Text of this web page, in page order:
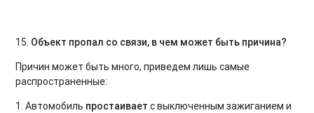
15. Объект пропал со связи, в чем может быть причина?
Причин может быть много, приведем лишь самые
распространенные:
1. Автомобиль простаивает с выключенным зажиганием и